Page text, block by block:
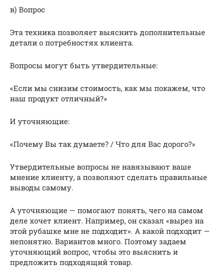
в) Вопрос
Эта техника позволяет выяснить дополнительные
детали о потребностях клиента.
Вопросы могут быть утвердительные:
«Если мы снизим стоимость, как мы покажем, что
наш продукт отличный?»
И уточняющие:
«Почему Вы так думаете? / Что для Вас дорого?»
Утвердительные вопросы не навязывают ваше
мнение клиенту, а позволяют сделать правильные
выводы самому.
А уточняющие — помогают понять, чего на самом
деле хочет клиент. Например, он сказал «вырез на
этой рубашке мне не подходит». А какой подходит —
непонятно. Вариантов много. Поэтому задаем
уточняющий вопрос, чтобы это выяснить и
предложить подходящий товар.